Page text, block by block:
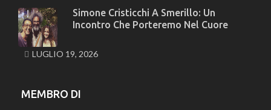
Simone Cristicchi A Smerillo: Un
Incontro Che Porteremo Nel Cuore
LUGLIO 19, 2026
MEMBRO DI